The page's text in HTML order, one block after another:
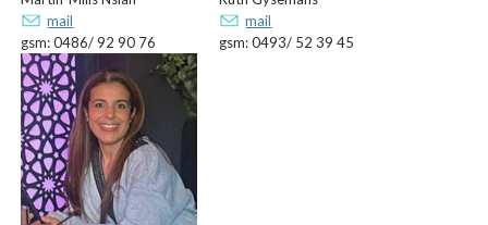
mail
gsm: 0486/ 92 90 76
mail
gsm: 0493/ 52 39 45